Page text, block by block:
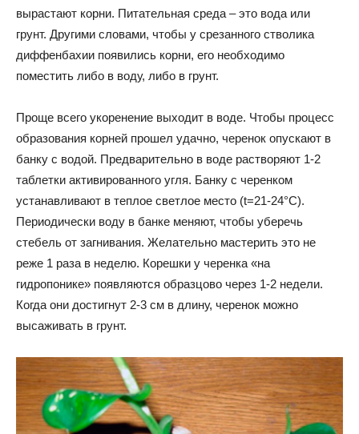
вырастают корни. Питательная среда – это вода или
грунт. Другими словами, чтобы у срезанного стволика
диффенбахии появились корни, его необходимо
поместить либо в воду, либо в грунт.
Проще всего укоренение выходит в воде. Чтобы процесс
образования корней прошел удачно, черенок опускают в
банку с водой. Предварительно в воде растворяют 1-2
таблетки активированного угля. Банку с черенком
устанавливают в теплое светлое место (t=21-24°C).
Периодически воду в банке меняют, чтобы уберечь
стебель от загнивания. Желательно мастерить это не
реже 1 раза в неделю. Корешки у черенка «на
гидропонике» появляются образцово через 1-2 недели.
Когда они достигнут 2-3 см в длину, черенок можно
высаживать в грунт.